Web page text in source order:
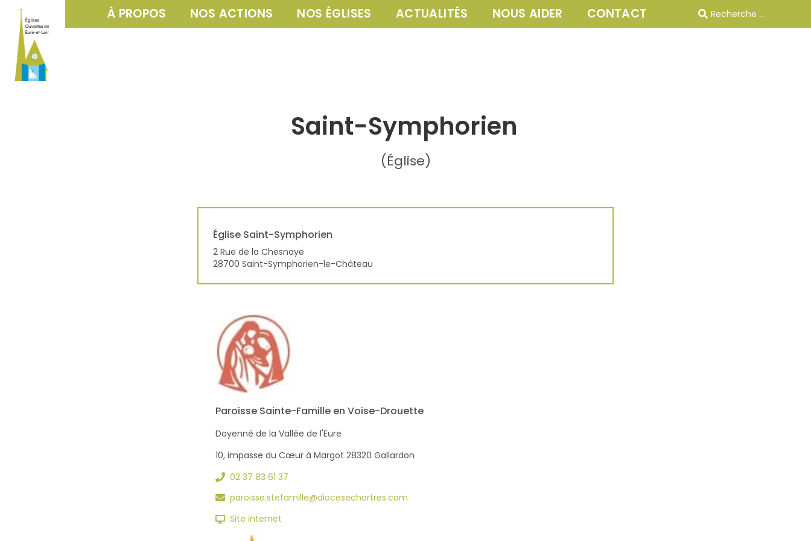
À PROPOS NOS ACTIONS NOS ÉGLISES ACTUALITÉS NOUS AIDER CONTACT
Saint-Symphorien
(Église)
Église Saint-Symphorien
2 Rue de la Chesnaye
28700 Saint-Symphorien-le-Château
Paroisse Sainte-Famille en Voise-Drouette
Doyenné de la Vallée de l'Eure
10, impasse du Cœur à Margot 28320 Gallardon
02 37 83 61 37
paroisse.stefamille@diocesechartres.com
Site internet